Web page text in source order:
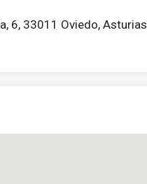
6, 33011 Oviedo, Asturias